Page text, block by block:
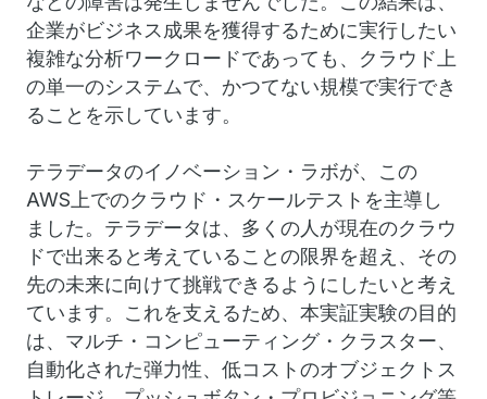
企業がビジネス成果を獲得するために実行したい
複雑な分析ワークロードであっても、クラウド上
の単一のシステムで、かつてない規模で実行でき
ることを示しています。
テラデータのイノベーション・ラボが、この
AWS上でのクラウド・スケールテストを主導し
ました。テラデータは、多くの人が現在のクラウ
ドで出来ると考えていることの限界を超え、その
先の未来に向けて挑戦できるようにしたいと考え
ています。これを支えるため、本実証実験の目的
は、マルチ・コンピューティング・クラスター、
自動化された弾力性、低コストのオブジェクトス